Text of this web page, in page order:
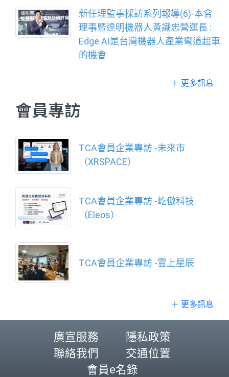
新任理監事採訪系列報導(6)-本會
理事暨達明機器人黃識忠營運長 :
Edge AI是台灣機器人產業彎道超車
的機會
＋ 更多訊息
會員專訪
TCA會員企業專訪 -未來市
（XRSPACE）
TCA會員企業專訪 -屹傲科技
（Eleos）
TCA會員企業專訪 -雲上星辰
＋ 更多訊息
廣宣服務
隱私政策
聯絡我們
交通位置
會員e名錄